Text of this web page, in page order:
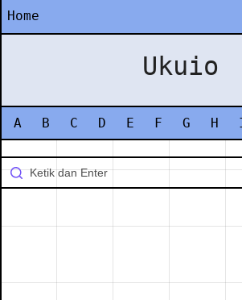
Home
Ukuio
A B C D E F G H